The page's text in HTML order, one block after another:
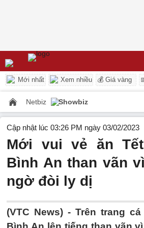
Mới nhất Xem nhiều 💰 Giá vàng
Netbiz Showbiz
Cập nhật lúc 03:26 PM ngày 03/02/2023
Mới vui vẻ ăn
Bình An than vãn
ngờ đòi ly dị
(VTC News) - Trên trang